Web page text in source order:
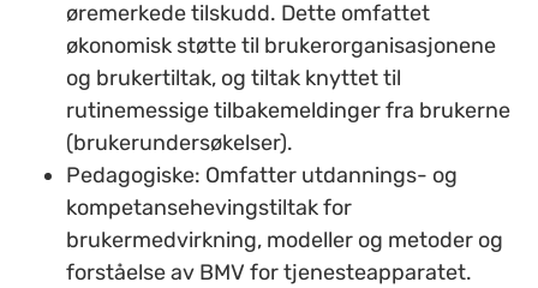
øremerkede tilskudd. Dette omfattet
økonomisk støtte til brukerorganisasjonene
og brukertiltak, og tiltak knyttet til
rutinemessige tilbakemeldinger fra brukerne
(brukerundersøkelser).
Pedagogiske: Omfatter utdannings- og
kompetansehevingstiltak for
brukermedvirkning, modeller og metoder og
forståelse av BMV for tjenesteapparatet.